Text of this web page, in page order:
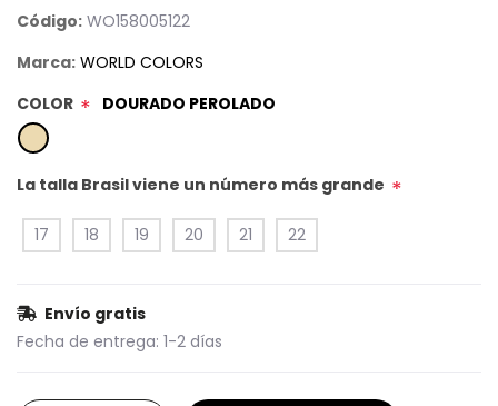
Código: WO158005122
Marca: WORLD COLORS
COLOR * DOURADO PEROLADO
La talla Brasil viene un número más grande *
17 18 19 20 21 22
Envío gratis
Fecha de entrega: 1-2 días